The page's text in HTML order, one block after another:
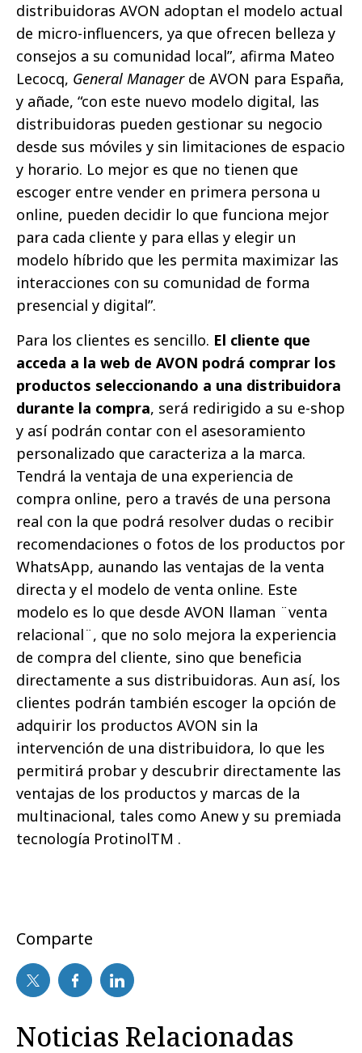
distribuidoras AVON adoptan el modelo actual
de micro-influencers, ya que ofrecen belleza y
consejos a su comunidad local”, afirma Mateo
Lecocq, General Manager de AVON para España,
y añade, “con este nuevo modelo digital, las
distribuidoras pueden gestionar su negocio
desde sus móviles y sin limitaciones de espacio
y horario. Lo mejor es que no tienen que
escoger entre vender en primera persona u
online, pueden decidir lo que funciona mejor
para cada cliente y para ellas y elegir un
modelo híbrido que les permita maximizar las
interacciones con su comunidad de forma
presencial y digital”.
Para los clientes es sencillo. El cliente que
acceda a la web de AVON podrá comprar los
productos seleccionando a una distribuidora
durante la compra, será redirigido a su e-shop
y así podrán contar con el asesoramiento
personalizado que caracteriza a la marca.
Tendrá la ventaja de una experiencia de
compra online, pero a través de una persona
real con la que podrá resolver dudas o recibir
recomendaciones o fotos de los productos por
WhatsApp, aunando las ventajas de la venta
directa y el modelo de venta online. Este
modelo es lo que desde AVON llaman ¨venta
relacional¨, que no solo mejora la experiencia
de compra del cliente, sino que beneficia
directamente a sus distribuidoras. Aun así, los
clientes podrán también escoger la opción de
adquirir los productos AVON sin la
intervención de una distribuidora, lo que les
permitirá probar y descubrir directamente las
ventajas de los productos y marcas de la
multinacional, tales como Anew y su premiada
tecnología ProtinolTM .
Comparte
Noticias Relacionadas